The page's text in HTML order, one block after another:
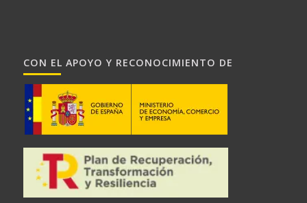
CON EL APOYO Y RECONOCIMIENTO DE